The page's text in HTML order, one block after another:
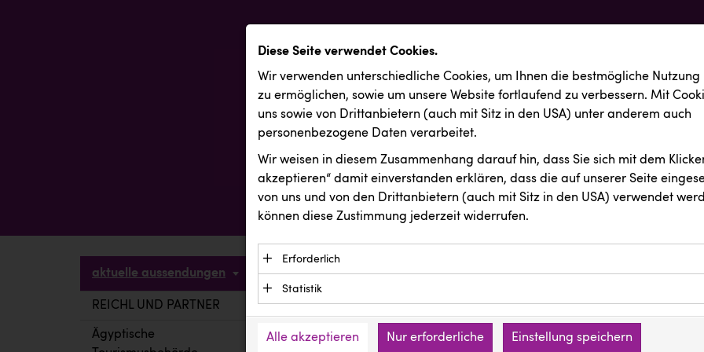
aktuelle aussendungen
REICHL UND PARTNER
Ägyptische
Diese Seite verwendet Cookies.
Wir verwenden unterschiedliche Cookies, um Ihnen die best­mögliche Nutzung
zu ermöglichen, sowie um unsere Website fortlaufend zu verbessern. Mit
uns sowie von Drittanbietern (auch mit Sitz in den USA) unter anderem auch
personenbezogene Daten verarbeitet.
Wir weisen in diesem Zusammenhang darauf hin, dass Sie sich mit dem
akzeptieren“ damit ein­ver­standen erklären, dass die auf unserer Seite
von uns und von den Drittanbietern (auch mit Sitz in den USA) verwendet
können diese Zustimmung jederzeit widerrufen.
Erforderlich
Essenzielle Cookies ermöglichen grundlegende Funktionen und sind für die
Funktion der Website erforderlich. Diese Cookies speichern keine
Daten und werden an keine Dritten übermittelt.
Anbieter: Eigentümer der Website (Erstanbieter)
Statistik
verstehen, wie unsere Besucher unsere Website nutzen.
Alle akzeptieren Nur erforderliche Einstellung speichern